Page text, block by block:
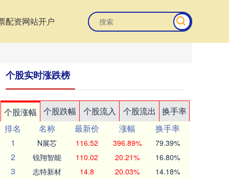
配资网站开户
个股实时涨跌榜
个股涨幅 个股跌幅 个股流入 个股流出
换手率
排名
名称 最新价 涨幅
换手率
1
N展芯 116.52 396.89% 79.39%
2 锐翔智能 110.02 20.21% 16.80%
3 志特新材 14.8 20.03% 14.18%